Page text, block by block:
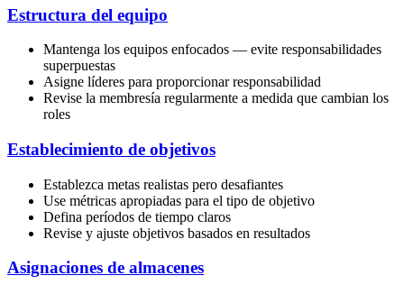
Estructura del equipo
Mantenga los equipos enfocados — evite responsabilidades
superpuestas
Asigne líderes para proporcionar responsabilidad
Revise la membresía regularmente a medida que cambian los
roles
Establecimiento de objetivos
Establezca metas realistas pero desafiantes
Use métricas apropiadas para el tipo de objetivo
Defina períodos de tiempo claros
Revise y ajuste objetivos basados en resultados
Asignaciones de almacenes